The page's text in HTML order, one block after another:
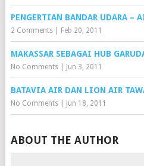
PENGERTIAN BANDAR UDARA –
2 Comments| Feb 20, 2011
MAKASSAR SEBAGAI HUB
No Comments| Jun 3, 2011
BATAVIA AIR DAN LION AIR
No Comments| Jun 18, 2011
ABOUT THE AUTHOR